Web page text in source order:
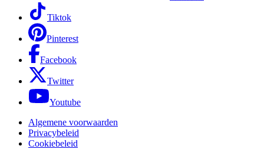
Tiktok
Pinterest
Facebook
Twitter
Youtube
Algemene voorwaarden
Privacybeleid
Cookiebeleid